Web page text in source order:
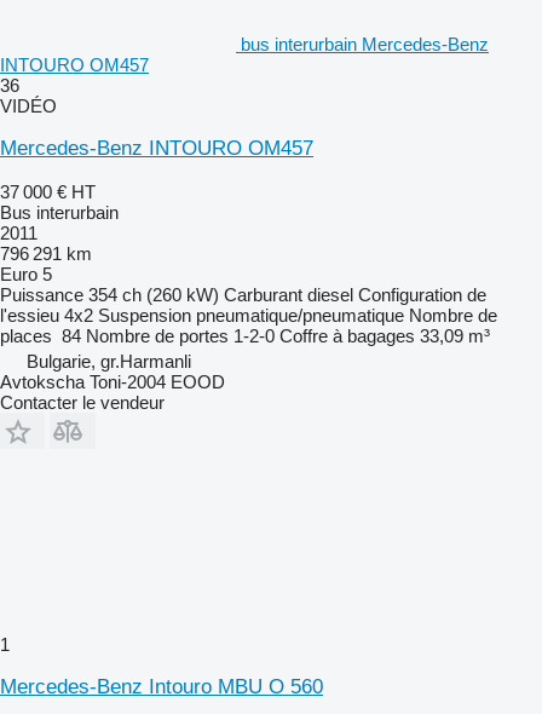
bus interurbain Mercedes-Benz
INTOURO OM457
36
VIDÉO
Mercedes-Benz INTOURO OM457
37 000 € HT
Bus interurbain
2011
796 291 km
Euro 5
Puissance 354 ch (260 kW) Carburant diesel Configuration de
l'essieu 4x2 Suspension pneumatique/pneumatique Nombre de
places 84 Nombre de portes 1-2-0 Coffre à bagages 33,09 m³
Bulgarie, gr.Harmanli
Avtokscha Toni-2004 EOOD
Contacter le vendeur
1
Mercedes-Benz Intouro MBU O 560